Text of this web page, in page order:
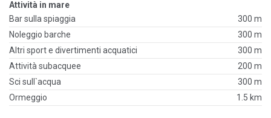
Attività in mare
Bar sulla spiaggia
300 m
Noleggio barche
300 m
Altri sport e divertimenti acquatici
300 m
Attività subacquee
200 m
Sci sull`acqua
300 m
Ormeggio
1.5 km